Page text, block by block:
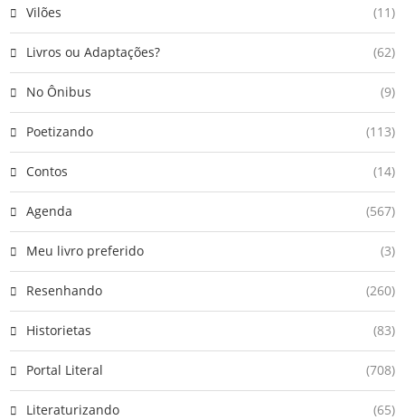
Vilões (11)
Livros ou Adaptações? (62)
No Ônibus (9)
Poetizando (113)
Contos (14)
Agenda (567)
Meu livro preferido (3)
Resenhando (260)
Historietas (83)
Portal Literal (708)
Literaturizando (65)